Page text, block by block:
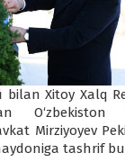
Xitoy Xalq
O‘zbekiston
Mirziyoyev
tashrif